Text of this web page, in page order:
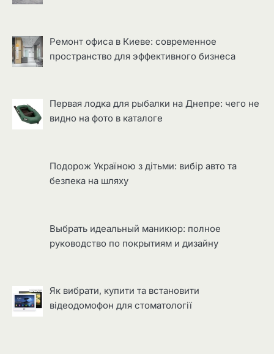
Ремонт офиса в Киеве: современное
пространство для эффективного бизнеса
Первая лодка для рыбалки на Днепре: чего не
видно на фото в каталоге
Подорож Україною з дітьми: вибір авто та
безпека на шляху
Выбрать идеальный маникюр: полное
руководство по покрытиям и дизайну
Як вибрати, купити та встановити
відеодомофон для стоматології